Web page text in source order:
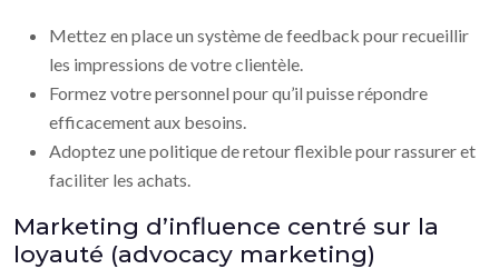
Mettez en place un système de feedback pour recueillir
les impressions de votre clientèle.
Formez votre personnel pour qu’il puisse répondre
efficacement aux besoins.
Adoptez une politique de retour flexible pour rassurer et
faciliter les achats.
Marketing d’influence centré sur la
loyauté (advocacy marketing)